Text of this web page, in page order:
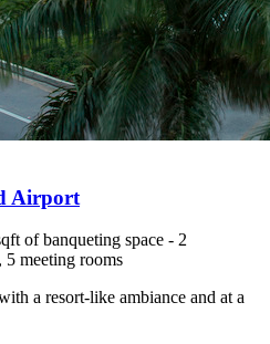
Airport
of banqueting space - 2
5 meeting rooms
a resort-like ambiance and at a